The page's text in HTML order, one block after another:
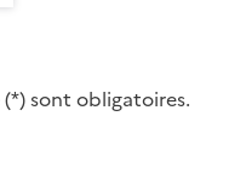
*) sont obligatoires.